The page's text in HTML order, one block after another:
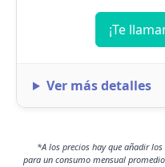
¡Te
Ver más detalles
*A los precios hay que añadir
para un consumo mensual